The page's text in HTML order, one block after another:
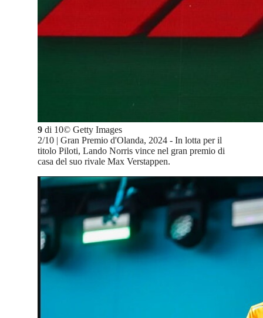
9 di 10© Getty Images
2/10 | Gran Premio d'Olanda, 2024 - In lotta per il
titolo Piloti, Lando Norris vince nel gran premio di
casa del suo rivale Max Verstappen.